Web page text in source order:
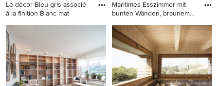
Le décor Bleu gris associé
à la finition Blanc mat
EIngebautes, Großes,
Neutrales Maritimes
Ankleidezimmer mit
Schrankfronten mit vertiefter
Füllung und blauen
Schränken in Sonstige
Maritimes Esszimmer mit
bunten Wänden, braunem
Maritimes Esszimmer mit
bunten Wänden, braunem
Holzboden und braunem
Boden in Sonstige